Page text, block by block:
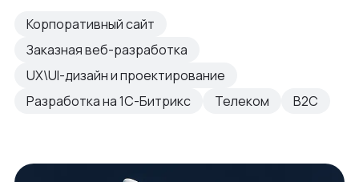
Корпоративный сайт
Заказная веб-разработка
UX\UI-дизайн и проектирование
Разработка на 1С-Битрикс
Телеком B2C